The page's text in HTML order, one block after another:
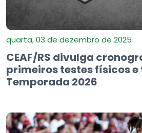
quarta, 03 de dezembro de 2025
CEAF/RS divulga
primeiros testes físicos
Temporada 2026